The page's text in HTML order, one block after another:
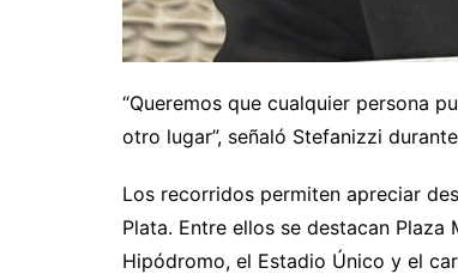
“Queremos que cualquier persona
otro lugar”, señaló Stefanizzi
Los recorridos permiten apreciar
Plata. Entre ellos se destacan
Hipódromo, el Estadio Único y el